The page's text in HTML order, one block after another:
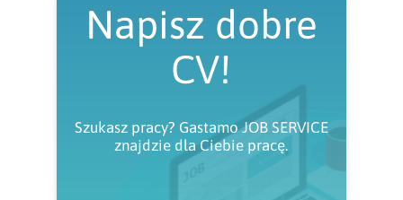
Napisz dobre
CV!
Szukasz pracy? Gastamo JOB SERVICE
znajdzie dla Ciebie pracę.